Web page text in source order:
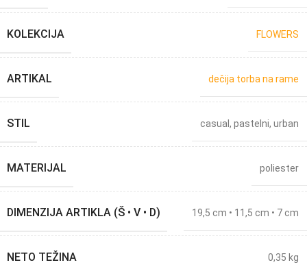
KOLEKCIJA FLOWERS
ARTIKAL dečija torba na rame
STIL casual , pastelni, urban
MATERIJAL poliester
DIMENZIJA ARTIKLA (Š • V • D) 19,5 cm • 11,5 cm • 7 cm
NETO TEŽINA 0,35 kg